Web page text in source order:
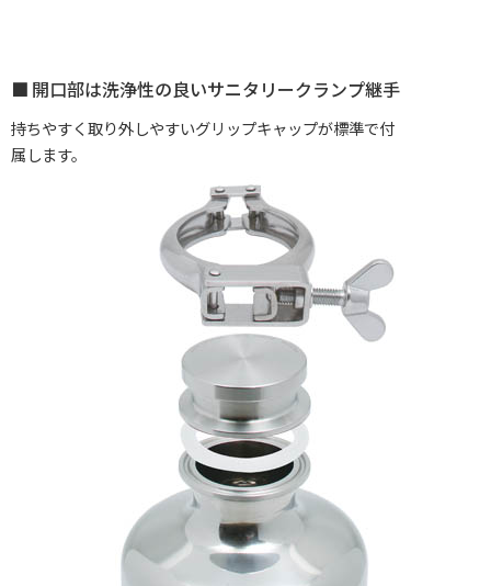
開口部は洗浄性の良いサニタリークランプ継手
持ちやすく取り外しやすいグリップキャップが標準で付
属します。